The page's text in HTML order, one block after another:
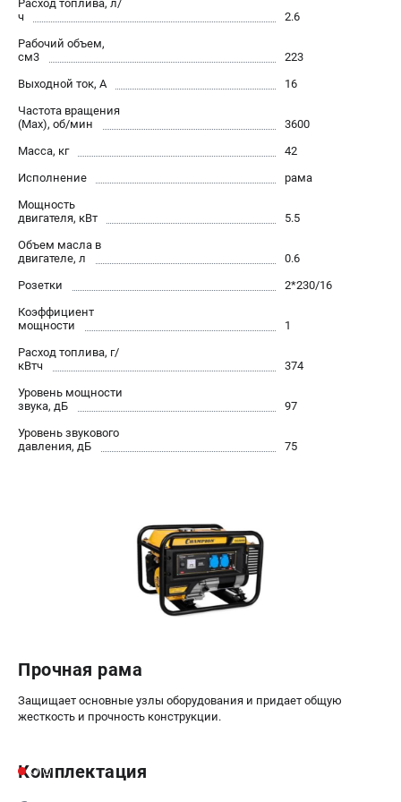
Расход топлива, л/
ч
2.6
Рабочий объем,
см3
223
Выходной ток, А
16
Частота вращения
(Max), об/мин
3600
Масса, кг
42
Исполнение
рама
Мощность
двигателя, кВт
5.5
Объем масла в
двигателе, л
0.6
Розетки
2*230/16
Коэффициент
мощности
1
Расход топлива, г/
кВтч
374
Уровень мощности
звука, дБ
97
Уровень звукового
давления, дБ
75
Прочная рама
Защищает основные узлы оборудования и придает общую
жесткость и прочность конструкции.
Комплектация